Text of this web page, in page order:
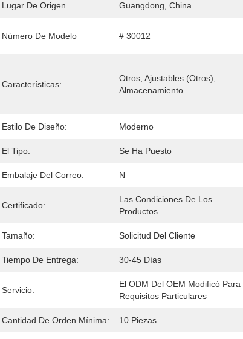
Lugar De Origen Guangdong, China
Número De Modelo # 30012
Características:
Otros, Ajustables (otros),
Almacenamiento
Estilo De Diseño: Moderno
El Tipo: Se Ha Puesto
Embalaje Del Correo: N
Certificado:
Las Condiciones De Los
Productos
Tamaño: Solicitud Del Cliente
Tiempo De Entrega: 30-45 Días
Servicio:
El ODM Del OEM Modificó Para
Requisitos Particulares
Cantidad De Orden Mínima: 10 Piezas